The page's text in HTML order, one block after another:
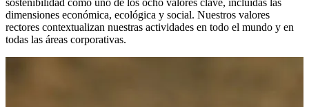
dimensiones económica, ecológica y social. Nuestros valores
rectores contextualizan nuestras actividades en todo el mundo y en
todas las áreas corporativas.